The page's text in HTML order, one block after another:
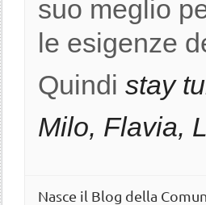
suo meglio
le esigenze
Quindi stay
Milo, Flavia,
Nasce il Blog della